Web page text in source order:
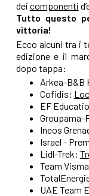
dei componenti
Tutto questo
vittoria!
Ecco alcuni tra i
edizione e il
dopo tappa:
Arkea-B&B
Cofidis:
EF
Groupama-
Ineos
Israel -
Lidl-Trek:
Team
UAE Team